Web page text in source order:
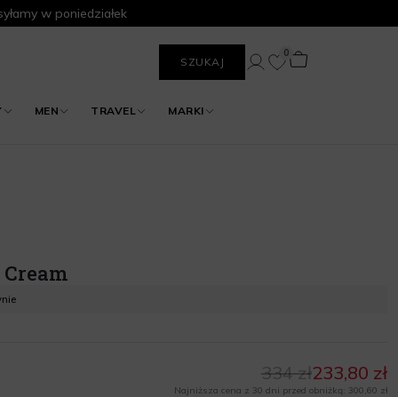
w poniedziałek
SZUKAJ
MEN TRAVEL MARKI
0
233,80 zł
334 zł
Najniższa cena z 30 dni przed obniżką: 300,60 zł